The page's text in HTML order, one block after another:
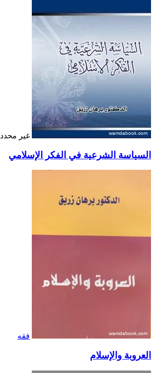
غير محدد
السياسة الشرعية في الفكر الإسلامي
فقه
العروبة والإسلام